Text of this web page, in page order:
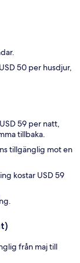
50 per husdjur,
59 per natt,
tillbaka.
tillgänglig mot en
kostar USD 59
från maj till